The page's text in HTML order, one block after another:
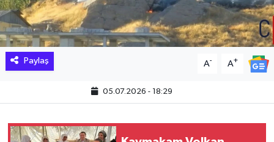
Paylaş A- A+
05.07.2026 - 18:29
KADIN
KÜLTÜR SANAT
MAGAZİN
MAKALE
POLİTİKA